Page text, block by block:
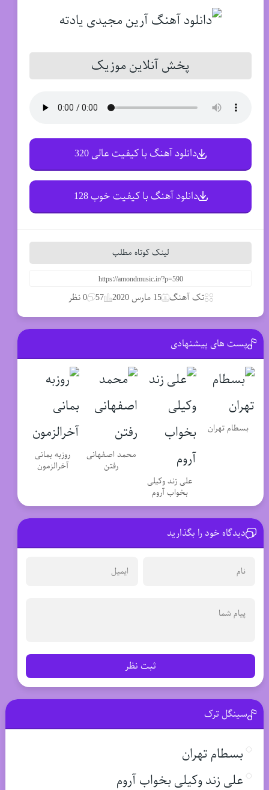
پخش آنلاین موزیک
دانلود آهنگ با کیفیت عالی 320
دانلود آهنگ با کیفیت خوب 128
لینک کوتاه مطلب
تک آهنگ 15 مارس 2020 57 0 نظر
پست های پیشنهادی
بسطام تهران
علی زند وکیلی
بخواب آروم
محمد اصفهانی
رفتن
روزبه بمانی
آخرالزمون
دیدگاه خود را بگذارید
ثبت نظر
سینگل ترک
بسطام تهران
علی زند وکیلی بخواب آروم